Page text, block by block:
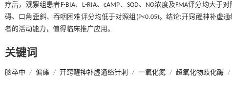
疗后，观察组患者F-BIA、L-RIA、cAMP、SOD、NO浓度及FMA评分均大于
碍、口角歪斜、吞咽困难评分均低于对照组(P<0.05)。结论:开窍醒神补虚
者的活动能力，值得临床推广应用。
关键词
脑卒中 / 偏瘫 / 开窍醒神补虚通络针刺 / 一氧化氮 / 超氧化物歧化酶 /